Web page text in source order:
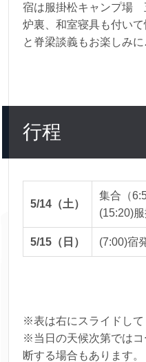
宿は服掛松キャンプ場
炉裏、和室寝具も付い
と脊梁談義もお楽しみに
行程
5/14（土）
集合（
5/15（日） (7:00)
※表は右にスライドして
※当日の天候次第では
断する場合もあります。